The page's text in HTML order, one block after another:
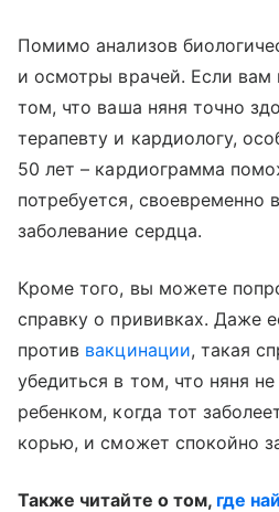
Помимо анализов
и осмотры врачей. Если вам
том, что ваша няня точно
терапевту и кардиологу,
50 лет – кардиограмма
потребуется, своевременно
заболевание сердца.
Кроме того, вы можете
справку о прививках. Даже
против вакцинации, такая
убедиться в том, что няня
ребенком, когда тот
корью, и сможет спокойно
Также читайте о том, где